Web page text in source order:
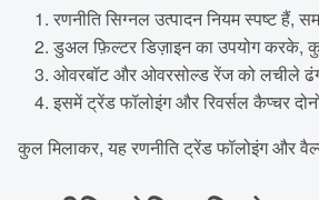
रणनीति सिग्नल उत्पादन नियम स्पष्ट
डुअल फ़िल्टर डिज़ाइन का उपयोग करके,
ओवरबॉट और ओवरसोल्ड रेंज को लचीले ढंग
इसमें ट्रेंड फॉलोइंग और रिवर्सल कैप्चर
कुल मिलाकर, यह रणनीति ट्रेंड फॉलोइंग और